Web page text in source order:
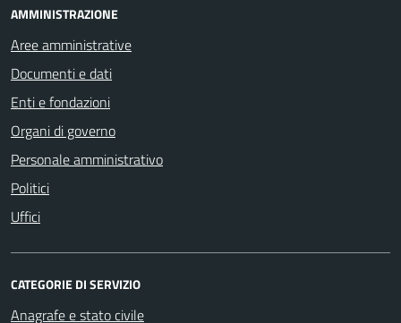
AMMINISTRAZIONE
Aree amministrative
Documenti e dati
Enti e fondazioni
Organi di governo
Personale amministrativo
Politici
Uffici
CATEGORIE DI SERVIZIO
Anagrafe e stato civile